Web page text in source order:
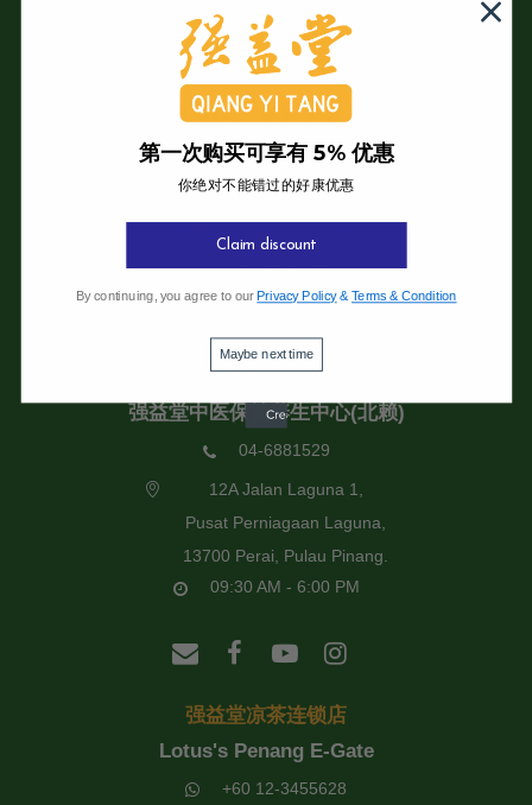
强益堂全息中医诊所
强益堂全息中医诊所(槟岛)
04-2832108
11600 Pulau Pinang.
09:30 AM - 6:00 PM
强益堂中医保健养生中心(北赖)
04-6881529
12A Jalan Laguna 1,
Pusat Perniagaan Laguna,
13700 Perai, Pulau Pinang.
09:30 AM - 6:00 PM
强益堂凉茶连锁店
Lotus's Penang E-Gate
+60 12-3455628
第一次购买可享有 5% 优惠
你绝对不能错过的好康优惠
Claim discount
By continuing, you agree to our Privacy Policy&Terms & Condition
Maybe next time